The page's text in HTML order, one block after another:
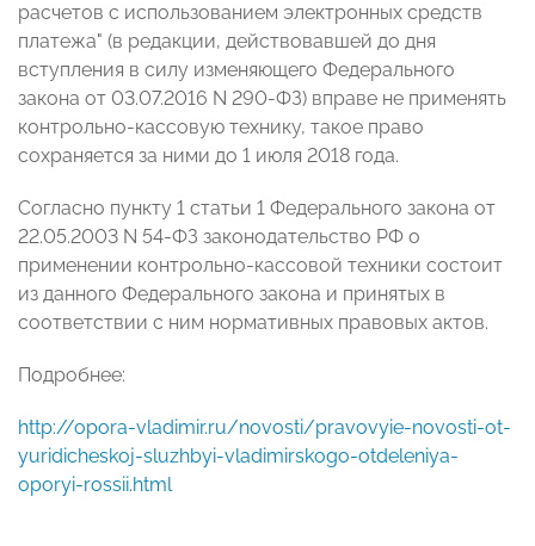
расчетов с использованием электронных средств
платежа" (в редакции, действовавшей до дня
вступления в силу изменяющего Федерального
закона от 03.07.2016 N 290-ФЗ) вправе не применять
контрольно-кассовую технику, такое право
сохраняется за ними до 1 июля 2018 года.
Согласно пункту 1 статьи 1 Федерального закона от
22.05.2003 N 54-ФЗ законодательство РФ о
применении контрольно-кассовой техники состоит
из данного Федерального закона и принятых в
соответствии с ним нормативных правовых актов.
Подробнее:
http://opora-vladimir.ru/novosti/pravovyie-novosti-ot-
yuridicheskoj-sluzhbyi-vladimirskogo-otdeleniya-
oporyi-rossii.html